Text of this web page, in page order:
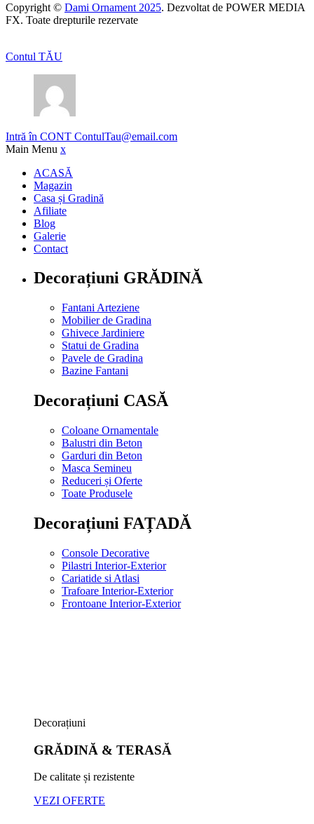
Copyright © Dami Ornament 2025. Dezvoltat de POWER MEDIA
FX. Toate drepturile rezervate
Contul TĂU
Intră în CONT ContulTau@email.com
Main Menu x
ACASĂ
Magazin
Casa și Gradină
Afiliate
Blog
Galerie
Contact
Decorațiuni GRĂDINĂ
Fantani Arteziene
Mobilier de Gradina
Ghivece Jardiniere
Statui de Gradina
Pavele de Gradina
Bazine Fantani
Decorațiuni CASĂ
Coloane Ornamentale
Balustri din Beton
Garduri din Beton
Masca Semineu
Reduceri și Oferte
Toate Produsele
Decorațiuni FAȚADĂ
Console Decorative
Pilastri Interior-Exterior
Cariatide si Atlasi
Trafoare Interior-Exterior
Frontoane Interior-Exterior
Decorațiuni
GRĂDINĂ & TERASĂ
De calitate și rezistente
VEZI OFERTE